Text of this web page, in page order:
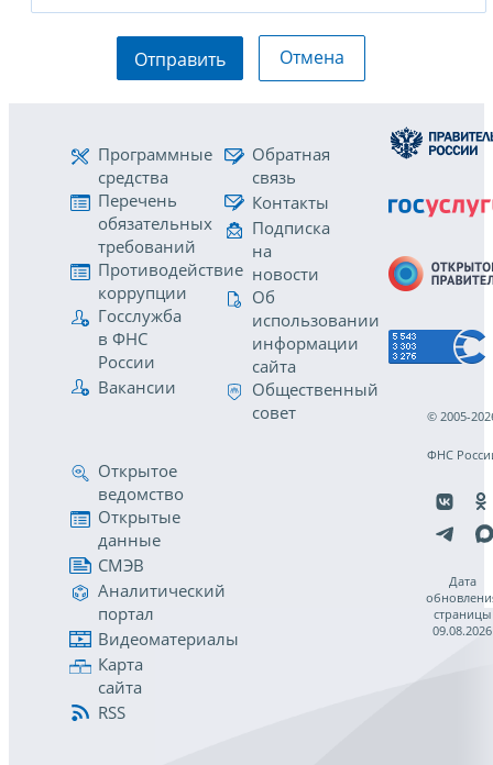
Отправить Отмена
Программные
средства
Перечень
обязательных
требований
Противодействие
коррупции
Госслужба
в ФНС
России
Вакансии
Обратная
связь
Контакты
Подписка
на
новости
Об
использовании
информации
сайта
Общественный
совет
Открытое
ведомство
Открытые
данные
СМЭВ
Аналитический
портал
Видеоматериалы
Карта
сайта
RSS
© 2005-
ФНС
Дата
страницы
09.08.2026